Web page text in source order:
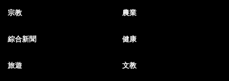
宗教 農業
綜合新聞 健康
旅遊 文教